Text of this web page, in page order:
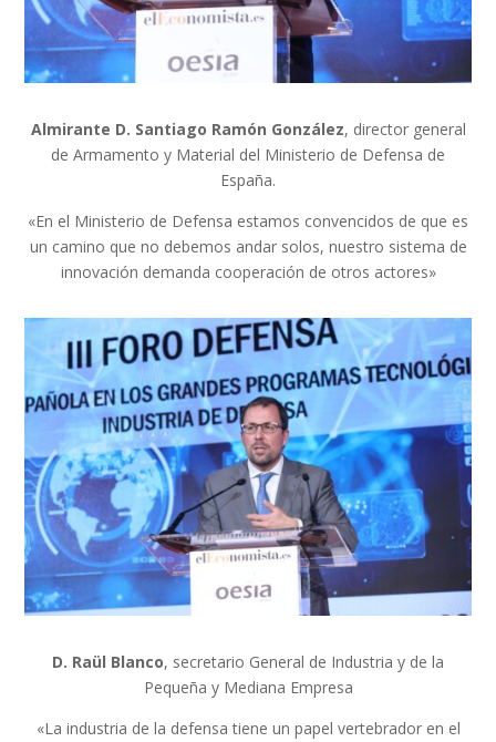
Almirante D. Santiago Ramón González, director general
de Armamento y Material del Ministerio de Defensa de
España.
«En el Ministerio de Defensa estamos convencidos de que es
un camino que no debemos andar solos, nuestro sistema de
innovación demanda cooperación de otros actores»
D. Raül Blanco, secretario General de Industria y de la
Pequeña y Mediana Empresa
«La industria de la defensa tiene un papel vertebrador en el